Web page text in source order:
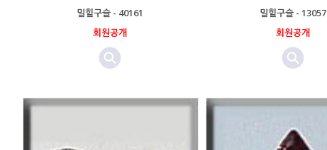
밀힐구슬 - 40161
회원공개
밀힐구슬 - 13057
회원공개